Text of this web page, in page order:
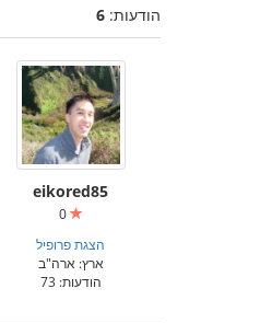
הודעות: 6
eikored85
0
הצגת פרופיל
ארץ: ארה"ב
הודעות: 73